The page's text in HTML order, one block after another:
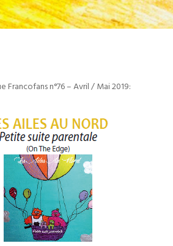
Francofans n°76 – Avril / Mai 2019: